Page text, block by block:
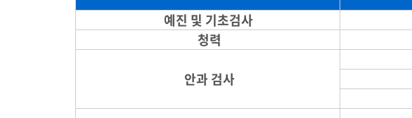
예진 및 기초검사
청력
안과 검사